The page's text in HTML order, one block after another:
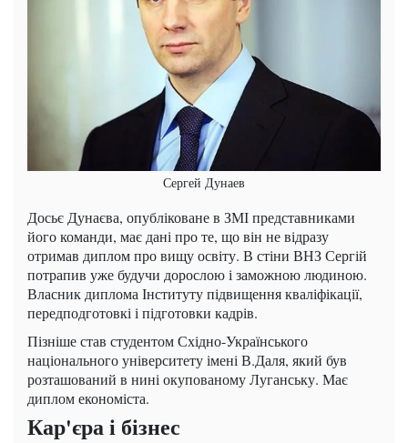
Сергей Дунаев
Досьє Дунаєва, опубліковане в ЗМІ представниками
його команди, має дані про те, що він не відразу
отримав диплом про вищу освіту. В стіни ВНЗ Сергій
потрапив уже будучи дорослою і заможною людиною.
Власник диплома Інституту підвищення кваліфікації,
передподготовкі і підготовки кадрів.
Пізніше став студентом Східно-Українського
національного університету імені В.Даля, який був
розташований в нині окупованому Луганську. Має
диплом економіста.
Кар'єра і бізнес